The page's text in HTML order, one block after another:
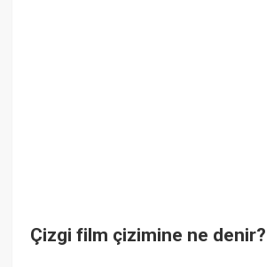
Çizgi film çizimine ne denir?